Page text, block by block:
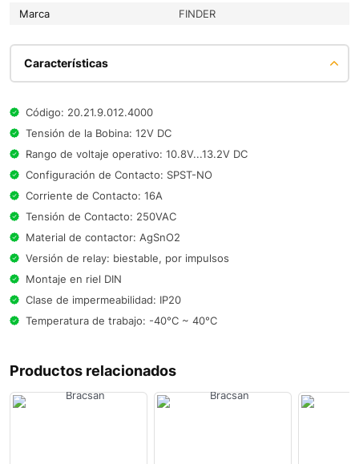
Marca FINDER
Características
Código: 20.21.9.012.4000
Tensión de la Bobina: 12V DC
Rango de voltaje operativo: 10.8V...13.2V DC
Configuración de Contacto: SPST-NO
Corriente de Contacto: 16A
Tensión de Contacto: 250VAC
Material de contactor: AgSnO2
Versión de relay: biestable, por impulsos
Montaje en riel DIN
Clase de impermeabilidad: IP20
Temperatura de trabajo: -40°C ~ 40°C
Productos relacionados